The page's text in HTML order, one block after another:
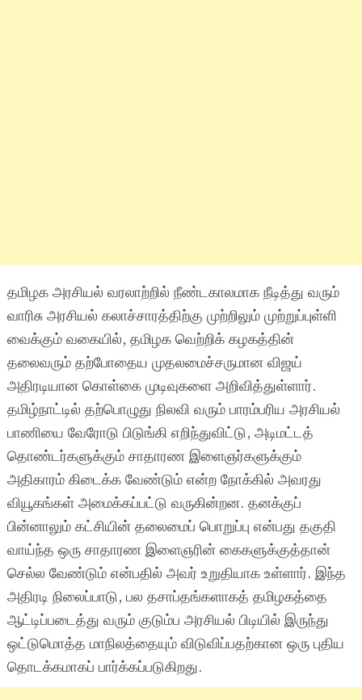
தமிழக அரசியல் வரலாற்றில் நீண்டகாலமாக நீடித்து வரும்
வாரிசு அரசியல் கலாச்சாரத்திற்கு முற்றிலும் முற்றுப்புள்ளி
வைக்கும் வகையில், தமிழக வெற்றிக் கழகத்தின்
தலைவரும் தற்போதைய முதலமைச்சருமான விஜய்
அதிரடியான கொள்கை முடிவுகளை அறிவித்துள்ளார்.
தமிழ்நாட்டில் தற்பொழுது நிலவி வரும் பாரம்பரிய அரசியல்
பாணியை வேரோடு பிடுங்கி எறிந்துவிட்டு, அடிமட்டத்
தொண்டர்களுக்கும் சாதாரண இளைஞர்களுக்கும்
அதிகாரம் கிடைக்க வேண்டும் என்ற நோக்கில் அவரது
வியூகங்கள் அமைக்கப்பட்டு வருகின்றன. தனக்குப்
பின்னாலும் கட்சியின் தலைமைப் பொறுப்பு என்பது தகுதி
வாய்ந்த ஒரு சாதாரண இளைஞரின் கைகளுக்குத்தான்
செல்ல வேண்டும் என்பதில் அவர் உறுதியாக உள்ளார். இந்த
அதிரடி நிலைப்பாடு, பல தசாப்தங்களாகத் தமிழகத்தை
ஆட்டிப்படைத்து வரும் குடும்ப அரசியல் பிடியில் இருந்து
ஒட்டுமொத்த மாநிலத்தையும் விடுவிப்பதற்கான ஒரு புதிய
தொடக்கமாகப் பார்க்கப்படுகிறது.